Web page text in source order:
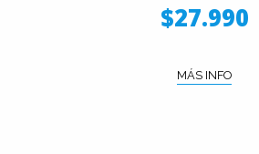
$27.990
MÁS INFO